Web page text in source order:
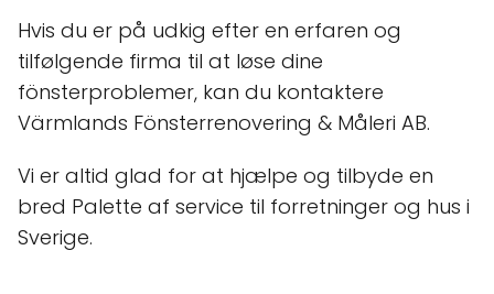
Hvis du er på udkig efter en erfaren og
tilfølgende firma til at løse dine
fönsterproblemer, kan du kontaktere
Värmlands Fönsterrenovering & Måleri AB.
Vi er altid glad for at hjælpe og tilbyde en
bred Palette af service til forretninger og hus i
Sverige.